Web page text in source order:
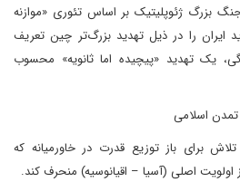
جنگ بزرگ ژئوپلیتیک بر اساس تئوری «موازنه
ایران را در ذیل تهدید بزرگ‌تر چین تعریف
یک تهدید «پیچیده اما ثانویه» محسوب
برای باز توزیع قدرت در خاورمیانه که
اولویت اصلی (آسیا – اقیانوسیه) منحرف کند.